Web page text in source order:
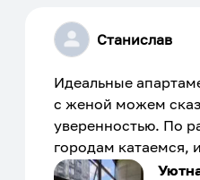
Станислав
Идеальные
с женой можем
уверенностью. По
городам катаемся,
только в России.